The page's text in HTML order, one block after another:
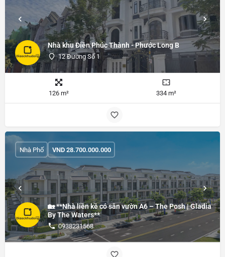
Nhà khu Điền Phúc Thành - Phước Long B
12 Đường Số 1
126 m² 334 m²
🏡 **Nhà liền kề có sân vườn A6 – The Posh | Gladia
By The Waters**
0938231568
Nhà Phố VND 28.700.000.000